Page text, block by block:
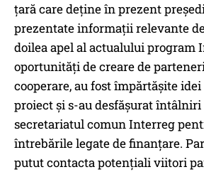
țară care deține în prezent
prezentate informații relevante
doilea apel al actualului program
oportunități de creare de
cooperare, au fost împărtășite
proiect și s-au desfășurat
secretariatul comun Interreg
întrebările legate de finanțare.
putut contacta potențiali viitori